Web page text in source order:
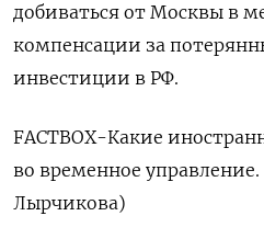
добиваться от Москвы в
компенсации за
инвестиции в РФ.
FACTBOX-Какие
во временное
Лырчикова)